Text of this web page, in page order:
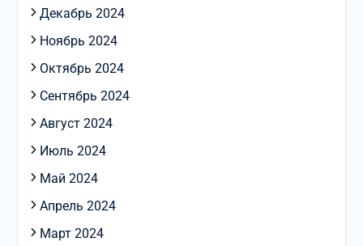
Декабрь 2024
Ноябрь 2024
Октябрь 2024
Сентябрь 2024
Август 2024
Июль 2024
Май 2024
Апрель 2024
Март 2024